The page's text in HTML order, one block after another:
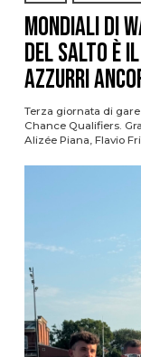
Mondiali di
del Salto è
azzurri
Terza giornata di
Chance Qualifiers.
Alizée Piana, Flavio